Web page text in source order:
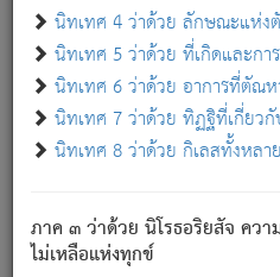
นิทเทศ 4 ว่าด้วย ลักษณะแห่ง
นิทเทศ 5 ว่าด้วย ที่เกิดและกา
นิทเทศ 6 ว่าด้วย อาการที่ตัณ
นิทเทศ 7 ว่าด้วย ทิฏฐิที่เกี่ยว
นิทเทศ 8 ว่าด้วย กิเลสทั้งหล
ภาค ๓ ว่าด้วย นิโรธอริยสัจ คว
ไม่เหลือแห่งทุกข์
อย่างนี้อยู่; เขาย่อมละภวตัณหาไ
ด้วย.
ความดับเพราะความสำรอกไ
เพราะความสิ้นไปแห่งตัณหาโดย
นิพพาน.
ภพใหม่ย่อมไม่มีแก่ภิกษุนั้น ผู้
ภิกษุนั้น เป็นผู้ครอบงำมารได้
ภพทั้งหลายทั้งปวงได้แล้ว เป็นผู้ค